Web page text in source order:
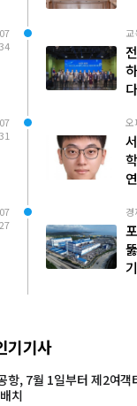
교
다
오
경
기기사
항, 7월 1일부터 제2여객
치